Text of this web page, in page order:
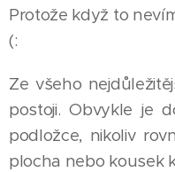
Protože když to
(:
Ze všeho
postoji. Obvykle je
podložce, nikoliv
plocha nebo kousek